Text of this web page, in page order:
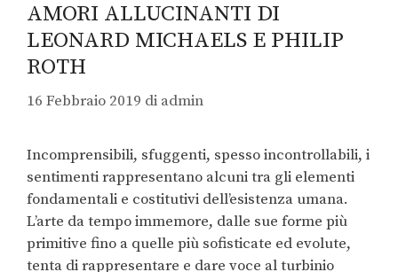
AMORI ALLUCINANTI DI
LEONARD MICHAELS E PHILIP
ROTH
16 Febbraio 2019 di admin
Incomprensibili, sfuggenti, spesso incontrollabili, i
sentimenti rappresentano alcuni tra gli elementi
fondamentali e costitutivi dell’esistenza umana.
L’arte da tempo immemore, dalle sue forme più
primitive fino a quelle più sofisticate ed evolute,
tenta di rappresentare e dare voce al turbinio